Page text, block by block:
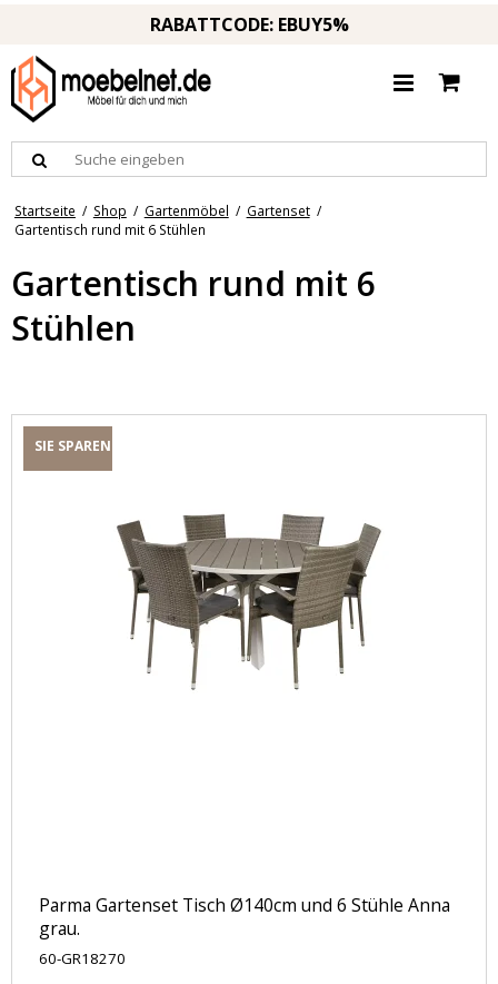
RABATTCODE: EBUY5%
Startseite / Shop / Gartenmöbel / Gartenset /
Gartentisch rund mit 6 Stühlen
Gartentisch rund mit 6
Stühlen
SIE SPAREN
Parma Gartenset Tisch Ø140cm und 6 Stühle Anna
grau.
60-GR18270